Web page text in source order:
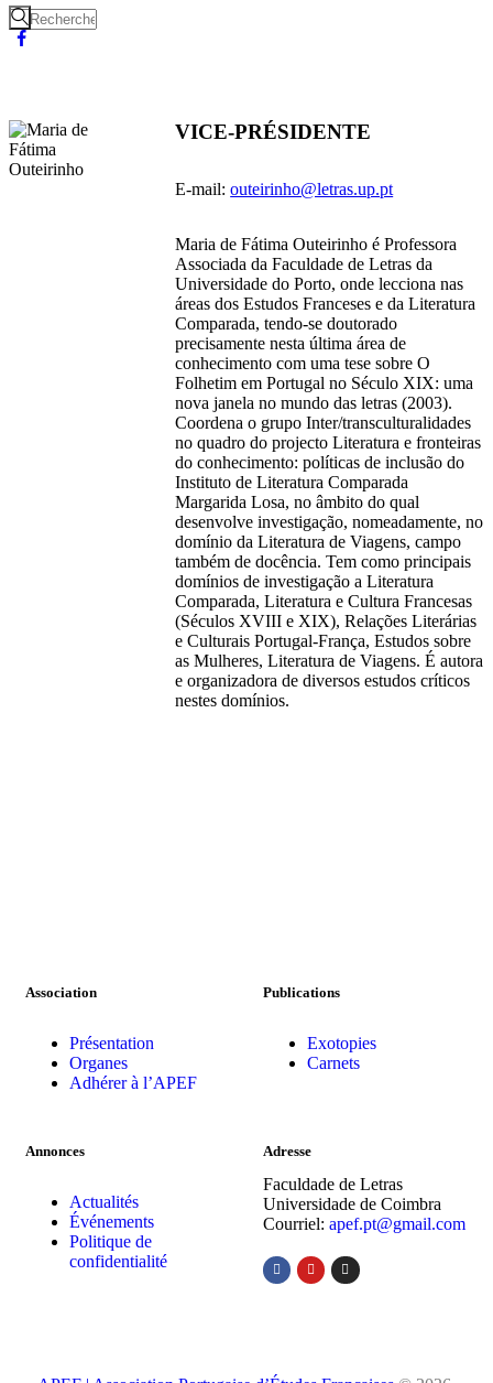
VICE-PRÉSIDENTE
E-mail:outeirinho@letras.up.pt
Maria de Fátima Outeirinho é Professora
Associada da Faculdade de Letras da
Universidade do Porto, onde lecciona nas
áreas dos Estudos Franceses e da Literatura
Comparada, tendo-se doutorado
precisamente nesta última área de
conhecimento com uma tese sobre O
Folhetim em Portugal no Século XIX: uma
nova janela no mundo das letras (2003).
Coordena o grupo Inter/transculturalidades
no quadro do projecto Literatura e fronteiras
do conhecimento: políticas de inclusão do
Instituto de Literatura Comparada
Margarida Losa, no âmbito do qual
desenvolve investigação, nomeadamente, no
domínio da Literatura de Viagens, campo
também de docência. Tem como principais
domínios de investigação a Literatura
Comparada, Literatura e Cultura Francesas
(Séculos XVIII e XIX), Relações Literárias
e Culturais Portugal-França, Estudos sobre
as Mulheres, Literatura de Viagens. É autora
e organizadora de diversos estudos críticos
nestes domínios.
Association
Présentation
Organes
Adhérer à l’APEF
Publications
Exotopies
Carnets
Annonces
Actualités
Événements
Politique de
confidentialité
Adresse
Faculdade de Letras
Universidade de Coimbra
Courriel: apef.pt@gmail.com